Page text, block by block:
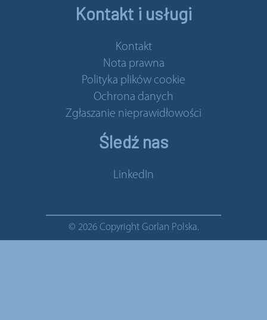
Kontakt i usługi
Kontakt
Nota prawna
Polityka plików cookie
Ochrona danych
Zgłaszanie nieprawidłowości
Śledź nas
LinkedIn
© 2026 Copyright Gorlan Polska.